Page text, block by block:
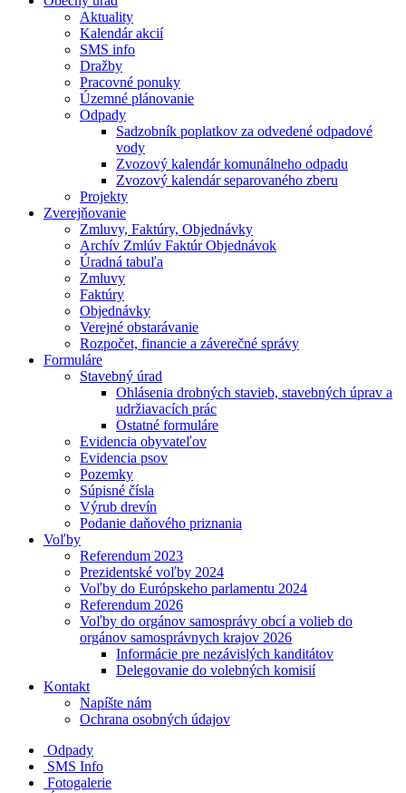
Aktuality
Kalendár akcií
SMS info
Dražby
Pracovné ponuky
Územné plánovanie
Odpady
Sadzobník poplatkov za odvedené odpadové
vody
Zvozový kalendár komunálneho odpadu
Zvozový kalendár separovaného zberu
Projekty
Zverejňovanie
Zmluvy, Faktúry, Objednávky
Archív Zmlúv Faktúr Objednávok
Úradná tabuľa
Zmluvy
Faktúry
Objednávky
Verejné obstarávanie
Rozpočet, financie a záverečné správy
Formuláre
Stavebný úrad
Ohlásenia drobných stavieb, stavebných úprav a
udržiavacích prác
Ostatné formuláre
Evidencia obyvateľov
Evidencia psov
Pozemky
Súpisné čísla
Výrub drevín
Podanie daňového priznania
Voľby
Referendum 2023
Prezidentské voľby 2024
Voľby do Európskeho parlamentu 2024
Referendum 2026
Voľby do orgánov samosprávy obcí a volieb do
orgánov samosprávnych krajov 2026
Informácie pre nezávislých kanditátov
Delegovanie do volebných komisií
Kontakt
Napíšte nám
Ochrana osobných údajov
Odpady
SMS Info
Fotogalerie